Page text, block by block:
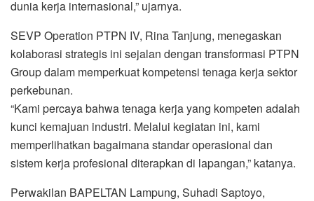
dunia kerja internasional,” ujarnya.
SEVP Operation PTPN IV, Rina Tanjung, menegaskan
kolaborasi strategis ini sejalan dengan transformasi PTPN
Group dalam memperkuat kompetensi tenaga kerja sektor
perkebunan.
“Kami percaya bahwa tenaga kerja yang kompeten adalah
kunci kemajuan industri. Melalui kegiatan ini, kami
memperlihatkan bagaimana standar operasional dan
sistem kerja profesional diterapkan di lapangan,” katanya.
Perwakilan BAPELTAN Lampung, Suhadi Saptoyo,